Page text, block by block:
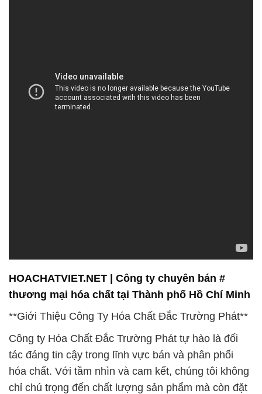
**Giới Thiệu Công Ty Hóa Chất Đắc Trường Phát**
tác đáng tin cậy trong lĩnh vực bán và phân phối
hóa chất. Với tầm nhìn và cam kết, chúng tôi không
chỉ chú trọng đến chất lượng sản phẩm mà còn đặt
sự tận tâm và chuyên nghiệp lên hàng đầu.
**Chất Lượng Được Kiểm Định:**
Chúng tôi hiểu rằng chính xác và đáng tin cậy trong
kiểm tra là quan trọng nhất. Mỗi lô hàng sản phẩm